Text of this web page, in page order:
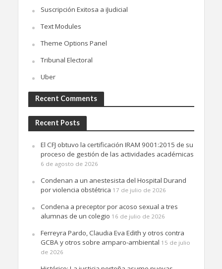
Suscripción Exitosa a iJudicial
Text Modules
Theme Options Panel
Tribunal Electoral
Uber
Recent Comments
Recent Posts
El CFJ obtuvo la certificación IRAM 9001:2015 de su
proceso de gestión de las actividades académicas
6 de agosto de 2026
Condenan a un anestesista del Hospital Durand
por violencia obstétrica 17 de julio de 2026
Condena a preceptor por acoso sexual a tres
alumnas de un colegio 16 de julio de 2026
Ferreyra Pardo, Claudia Eva Edith y otros contra
GCBA y otros sobre amparo-ambiental 15 de julio
de 2026